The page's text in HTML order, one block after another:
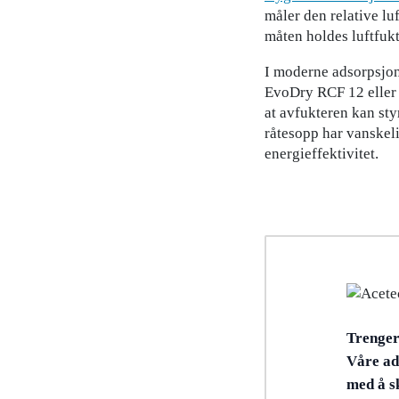
måler den relative
måten holdes
I moderne
EvoDry RCF 12 eller
at avfukteren kan
råtesopp har
energieffektivitet.
Våre
med å